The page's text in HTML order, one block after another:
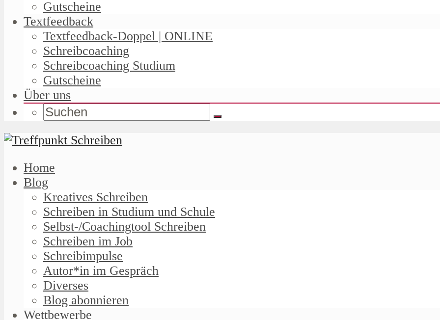
Gutscheine
Textfeedback
Textfeedback-Doppel | ONLINE
Schreibcoaching
Schreibcoaching Studium
Gutscheine
Über uns
Home
Blog
Kreatives Schreiben
Schreiben in Studium und Schule
Selbst-/Coachingtool Schreiben
Schreiben im Job
Schreibimpulse
Autor*in im Gespräch
Diverses
Blog abonnieren
Wettbewerbe